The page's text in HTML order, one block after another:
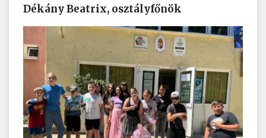
Dékány Beatrix, osztályfőnök